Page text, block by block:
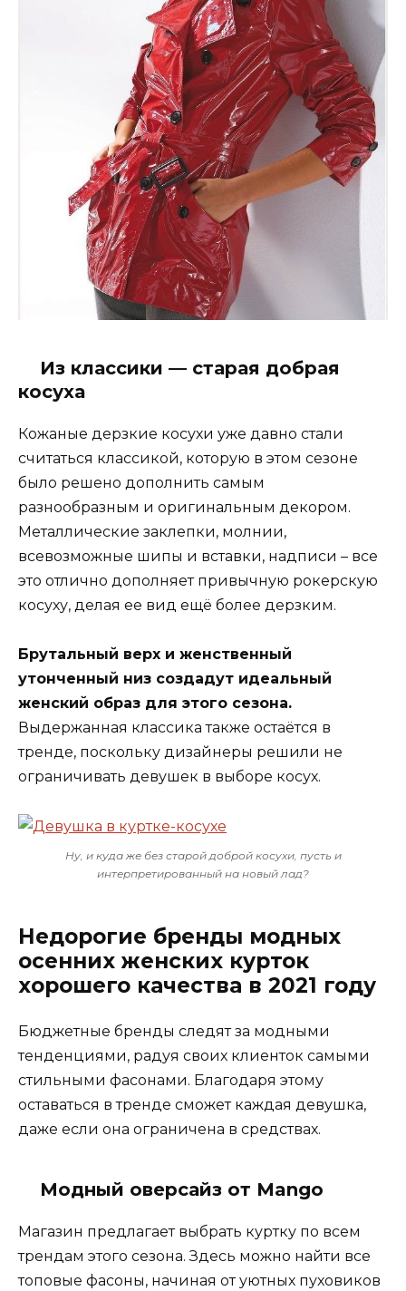
Из классики — старая добрая
косуха
Кожаные дерзкие косухи уже давно стали
считаться классикой, которую в этом сезоне
было решено дополнить самым
разнообразным и оригинальным декором.
Металлические заклепки, молнии,
всевозможные шипы и вставки, надписи – все
это отлично дополняет привычную рокерскую
косуху, делая ее вид ещё более дерзким.
Брутальный верх и женственный
утонченный низ создадут идеальный
женский образ для этого сезона.
Выдержанная классика также остаётся в
тренде, поскольку дизайнеры решили не
ограничивать девушек в выборе косух.
Ну, и куда же без старой доброй косухи, пусть и
интерпретированный на новый лад?
Недорогие бренды модных
осенних женских курток
хорошего качества в 2021 году
Бюджетные бренды следят за модными
тенденциями, радуя своих клиенток самыми
стильными фасонами. Благодаря этому
оставаться в тренде сможет каждая девушка,
даже если она ограничена в средствах.
Модный оверсайз от Mango
Магазин предлагает выбрать куртку по всем
трендам этого сезона. Здесь можно найти все
топовые фасоны, начиная от уютных пуховиков